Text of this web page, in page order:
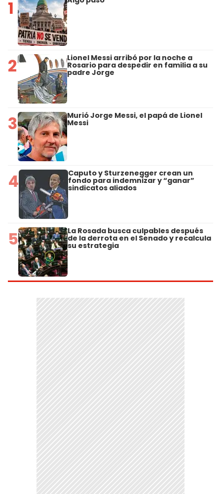
1
2 Lionel Messi arribó por la noche a
Rosario para despedir en familia a su
padre Jorge
3 Murió Jorge Messi, el papá de Lionel
Messi
4 Caputo y Sturzenegger crean un
fondo para indemnizar y “ganar”
sindicatos aliados
5 La Rosada busca culpables después
de la derrota en el Senado y recalcula
su estrategia